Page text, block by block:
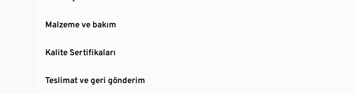
Malzeme ve bakım
Kalite Sertifikaları
Teslimat ve geri gönderim